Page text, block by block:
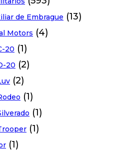
de Embrague (13)
Motors (4)
20 (1)
20 (2)
(2)
(1)
(1)
(1)
(1)